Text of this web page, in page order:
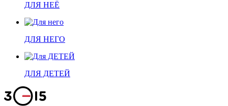
ДЛЯ НЕЁ
ДЛЯ НЕГО
ДЛЯ ДЕТЕЙ